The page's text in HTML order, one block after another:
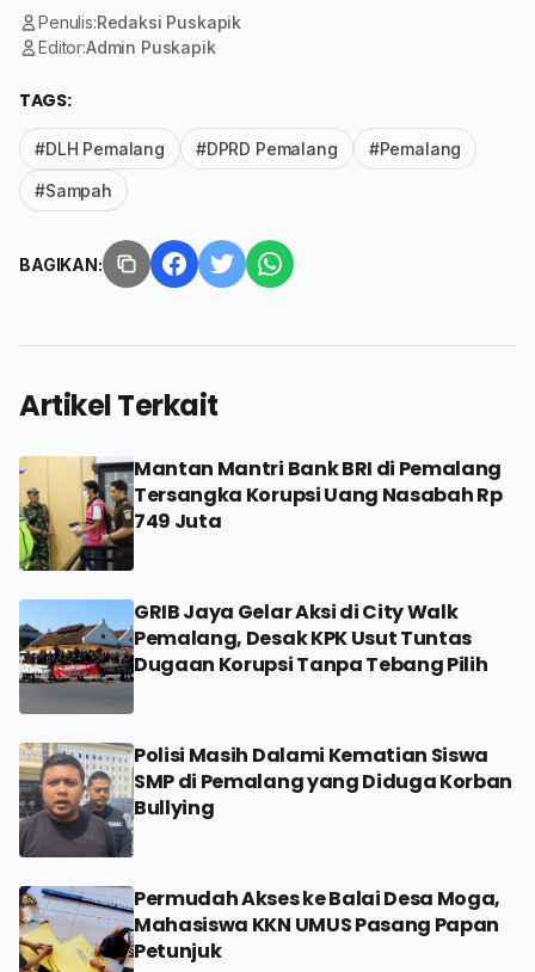
Penulis:Redaksi Puskapik
Editor:Admin Puskapik
TAGS:
#DLH Pemalang #DPRD Pemalang #Pemalang
#Sampah
BAGIKAN:
Artikel Terkait
Mantan Mantri Bank BRI di Pemalang
Tersangka Korupsi Uang Nasabah Rp
749 Juta
GRIB Jaya Gelar Aksi di City Walk
Pemalang, Desak KPK Usut Tuntas
Dugaan Korupsi Tanpa Tebang Pilih
Polisi Masih Dalami Kematian Siswa
SMP di Pemalang yang Diduga Korban
Bullying
Permudah Akses ke Balai Desa Moga,
Mahasiswa KKN UMUS Pasang Papan
Petunjuk